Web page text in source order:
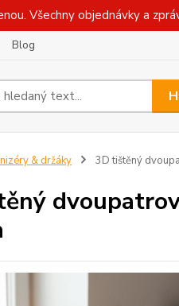
Všechny objednávky a
Blog
& držáky 3D tištěný